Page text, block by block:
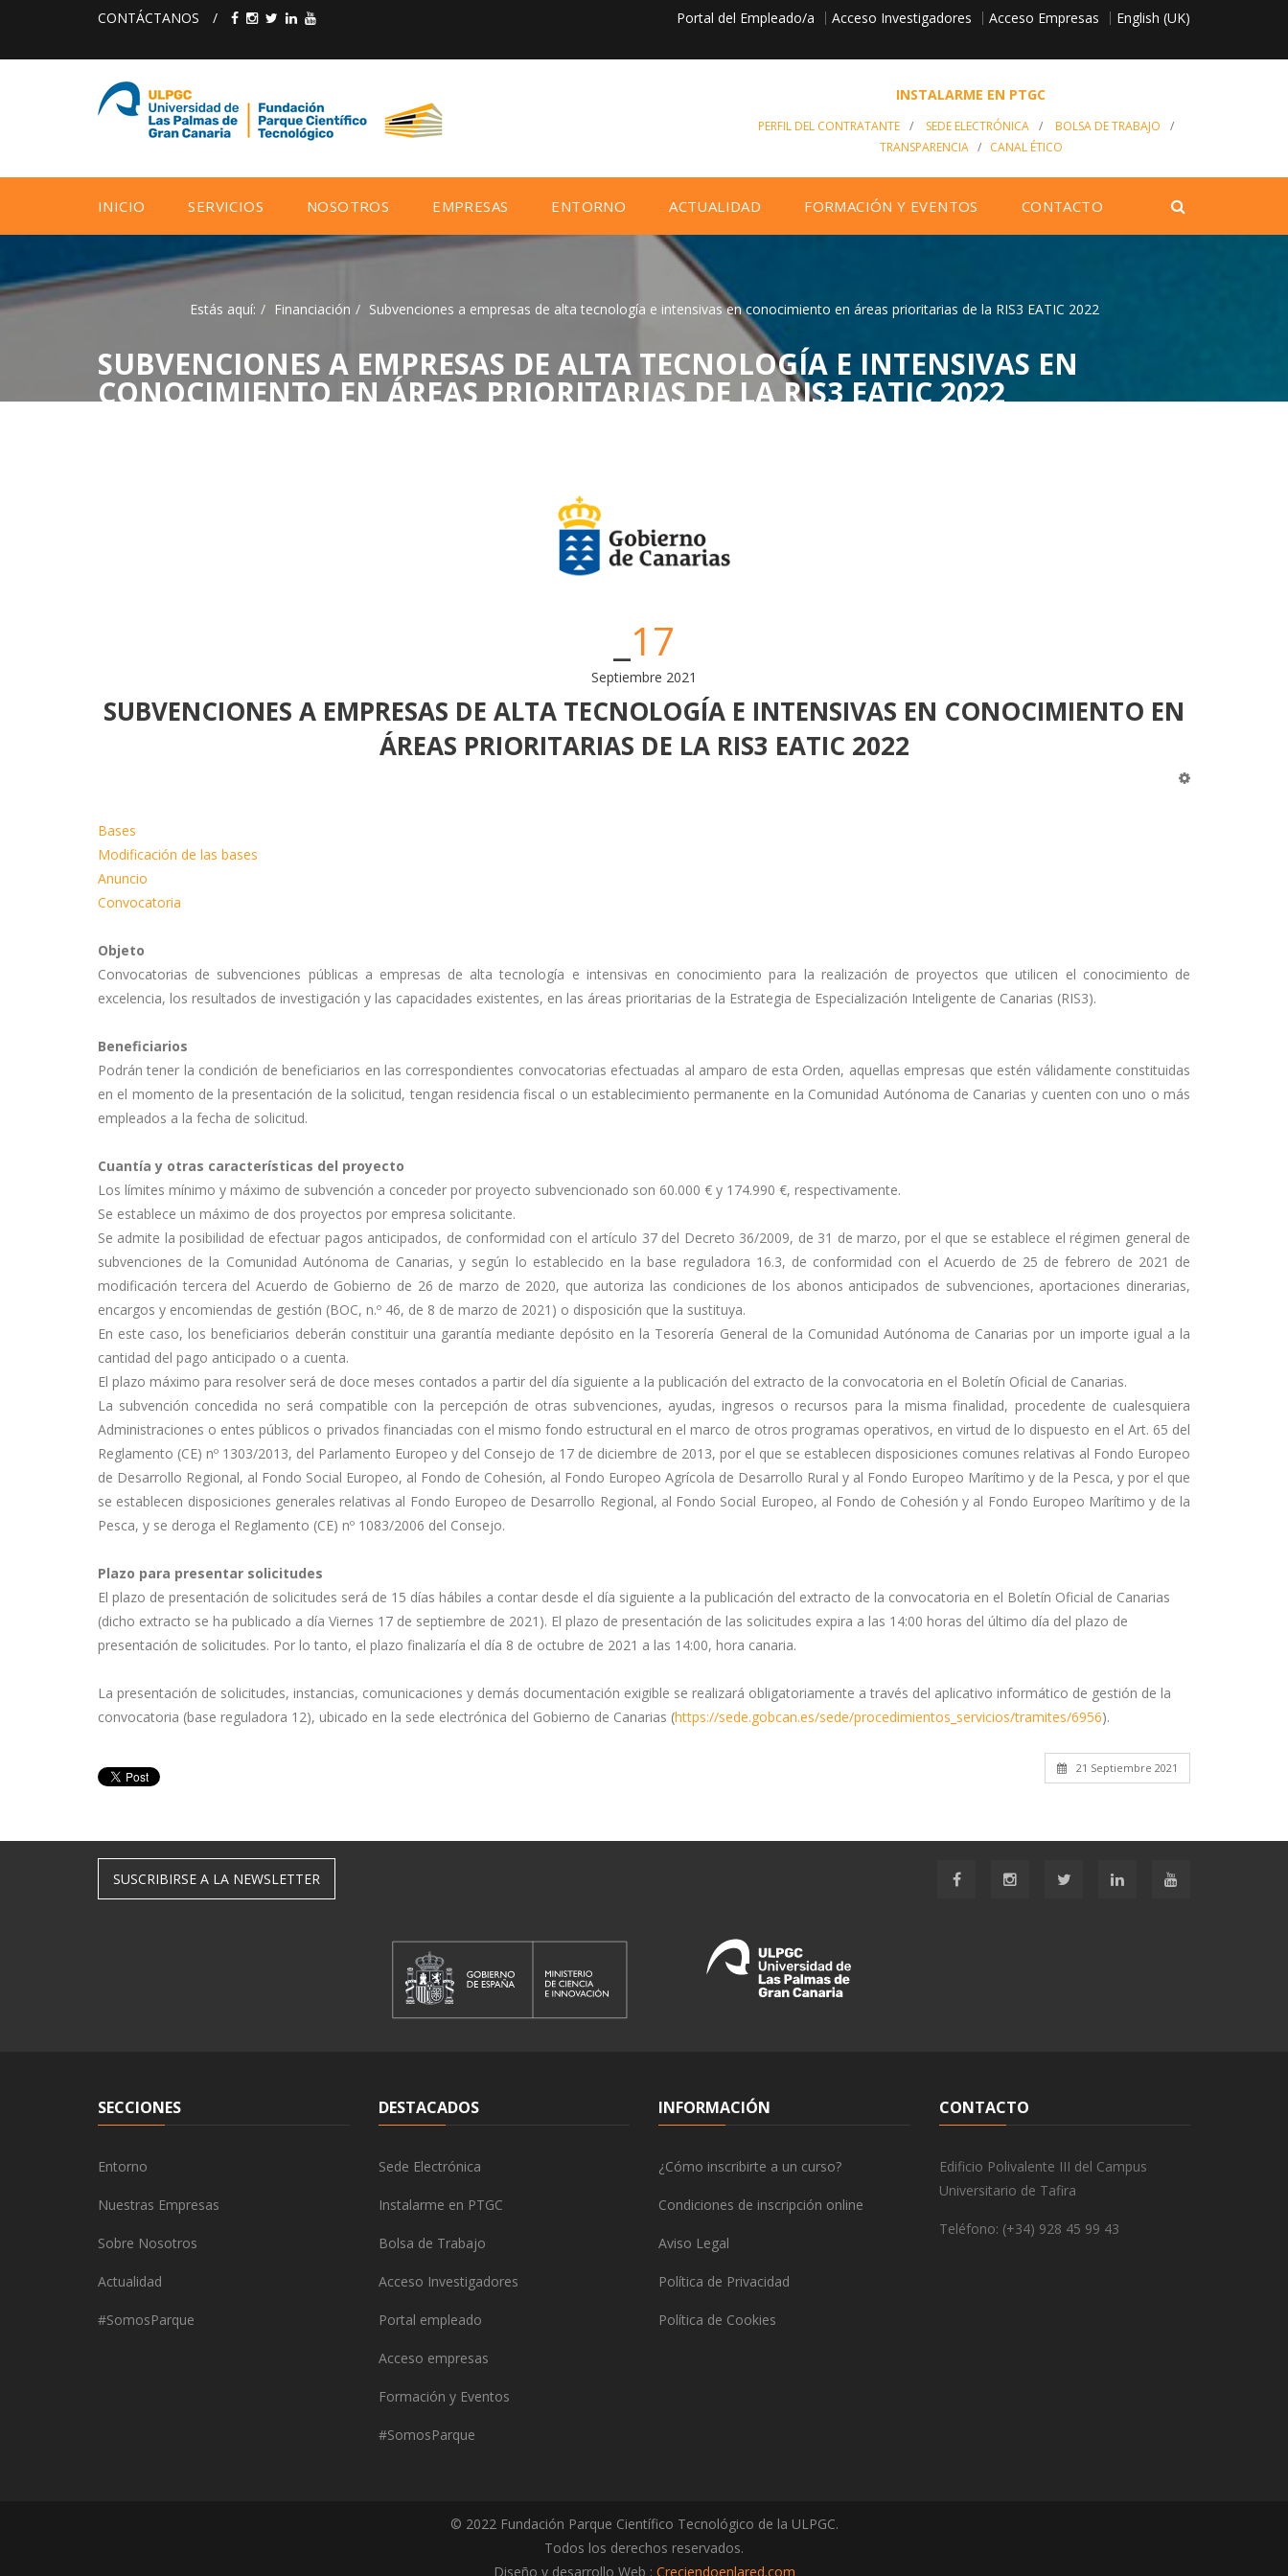
CONTÁCTANOS / Portal del Empleado/a Acceso Investigadores Acceso Empresas English (UK)
INSTALARME EN PTGC
PERFIL DEL CONTRATANTE / SEDE ELECTRÓNICA / BOLSA DE TRABAJO
/
TRANSPARENCIA/ CANAL ÉTICO
INICIO SERVICIOS NOSOTROS EMPRESAS ENTORNO ACTUALIDAD FORMACIÓN Y EVENTOS CONTACTO
SUBVENCIONES A EMPRESAS DE ALTA TECNOLOGÍA E INTENSIVAS EN
CONOCIMIENTO EN ÁREAS PRIORITARIAS DE LA RIS3 EATIC 2022
Estás aquí: Financiación Subvenciones a empresas de alta tecnología e intensivas en conocimiento en áreas prioritarias de la RIS3 EATIC 2022
17
Septiembre 2021
SUBVENCIONES A EMPRESAS DE ALTA TECNOLOGÍA E INTENSIVAS EN CONOCIMIENTO EN
ÁREAS PRIORITARIAS DE LA RIS3 EATIC 2022
Bases
Modificación de las bases
Anuncio
Convocatoria
Objeto
Convocatorias de subvenciones públicas a empresas de alta tecnología e intensivas en conocimiento para la realización de proyectos que utilicen el conocimiento de
excelencia, los resultados de investigación y las capacidades existentes, en las áreas prioritarias de la Estrategia de Especialización Inteligente de Canarias (RIS3).
Beneficiarios
Podrán tener la condición de beneficiarios en las correspondientes convocatorias efectuadas al amparo de esta Orden, aquellas empresas que estén válidamente constituidas
en el momento de la presentación de la solicitud, tengan residencia fiscal o un establecimiento permanente en la Comunidad Autónoma de Canarias y cuenten con uno o más
empleados a la fecha de solicitud.
Cuantía y otras características del proyecto
Los límites mínimo y máximo de subvención a conceder por proyecto subvencionado son 60.000 € y 174.990 €, respectivamente.
Se establece un máximo de dos proyectos por empresa solicitante.
Se admite la posibilidad de efectuar pagos anticipados, de conformidad con el artículo 37 del Decreto 36/2009, de 31 de marzo, por el que se establece el régimen general de
subvenciones de la Comunidad Autónoma de Canarias, y según lo establecido en la base reguladora 16.3, de conformidad con el Acuerdo de 25 de febrero de 2021 de
modificación tercera del Acuerdo de Gobierno de 26 de marzo de 2020, que autoriza las condiciones de los abonos anticipados de subvenciones, aportaciones dinerarias,
encargos y encomiendas de gestión (BOC, n.º 46, de 8 de marzo de 2021) o disposición que la sustituya.
En este caso, los beneficiarios deberán constituir una garantía mediante depósito en la Tesorería General de la Comunidad Autónoma de Canarias por un importe igual a la
cantidad del pago anticipado o a cuenta.
El plazo máximo para resolver será de doce meses contados a partir del día siguiente a la publicación del extracto de la convocatoria en el Boletín Oficial de Canarias.
La subvención concedida no será compatible con la percepción de otras subvenciones, ayudas, ingresos o recursos para la misma finalidad, procedente de cualesquiera
Administraciones o entes públicos o privados financiadas con el mismo fondo estructural en el marco de otros programas operativos, en virtud de lo dispuesto en el Art. 65 del
Reglamento (CE) nº 1303/2013, del Parlamento Europeo y del Consejo de 17 de diciembre de 2013, por el que se establecen disposiciones comunes relativas al Fondo Europeo
de Desarrollo Regional, al Fondo Social Europeo, al Fondo de Cohesión, al Fondo Europeo Agrícola de Desarrollo Rural y al Fondo Europeo Marítimo y de la Pesca, y por el que
se establecen disposiciones generales relativas al Fondo Europeo de Desarrollo Regional, al Fondo Social Europeo, al Fondo de Cohesión y al Fondo Europeo Marítimo y de la
Pesca, y se deroga el Reglamento (CE) nº 1083/2006 del Consejo.
Plazo para presentar solicitudes
El plazo de presentación de solicitudes será de 15 días hábiles a contar desde el día siguiente a la publicación del extracto de la convocatoria en el Boletín Oficial de Canarias
(dicho extracto se ha publicado a día Viernes 17 de septiembre de 2021). El plazo de presentación de las solicitudes expira a las 14:00 horas del último día del plazo de
presentación de solicitudes. Por lo tanto, el plazo finalizaría el día 8 de octubre de 2021 a las 14:00, hora canaria.
La presentación de solicitudes, instancias, comunicaciones y demás documentación exigible se realizará obligatoriamente a través del aplicativo informático de gestión de la
convocatoria (base reguladora 12), ubicado en la sede electrónica del Gobierno de Canarias (https://sede.gobcan.es/sede/procedimientos_servicios/tramites/6956).
21 Septiembre 2021
SUSCRIBIRSE A LA NEWSLETTER
SECCIONES
Entorno
Nuestras Empresas
Sobre Nosotros
Actualidad
#SomosParque
DESTACADOS
Sede Electrónica
Instalarme en PTGC
Bolsa de Trabajo
Acceso Investigadores
Portal empleado
Acceso empresas
Formación y Eventos
#SomosParque
INFORMACIÓN
¿Cómo inscribirte a un curso?
Condiciones de inscripción online
Aviso Legal
Política de Privacidad
Política de Cookies
CONTACTO
Edificio Polivalente III del Campus
Universitario de Tafira
Teléfono: (+34) 928 45 99 43
© 2022 Fundación Parque Científico Tecnológico de la ULPGC.
Todos los derechos reservados.
Diseño y desarrollo Web : Creciendoenlared.com